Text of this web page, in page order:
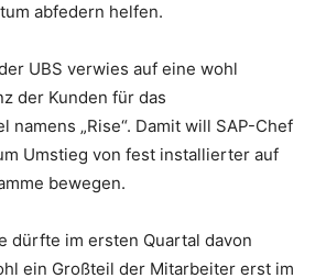
abfedern helfen.
UBS verwies auf eine wohl
der Kunden für das
namens „Rise“. Damit will SAP-Chef
Umstieg von fest installierter auf
bewegen.
dürfte im ersten Quartal davon
ein Großteil der Mitarbeiter erst im